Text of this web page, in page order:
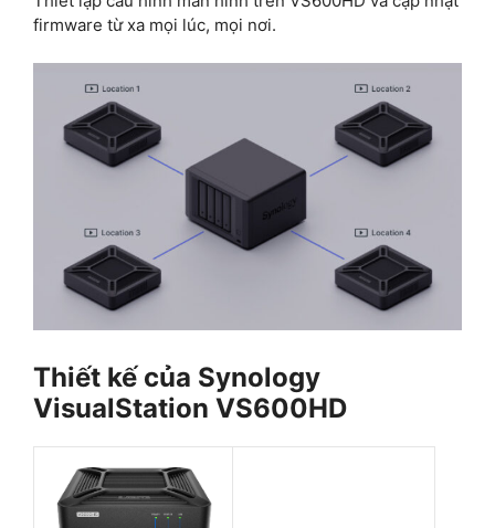
firmware từ xa mọi lúc, mọi nơi.
Thiết kế của Synology
VisualStation VS600HD